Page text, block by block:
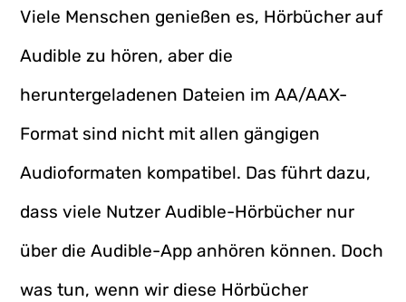
Viele Menschen genießen es, Hörbücher auf
Audible zu hören, aber die
heruntergeladenen Dateien im AA/AAX-
Format sind nicht mit allen gängigen
Audioformaten kompatibel. Das führt dazu,
dass viele Nutzer Audible-Hörbücher nur
über die Audible-App anhören können. Doch
was tun, wenn wir diese Hörbücher